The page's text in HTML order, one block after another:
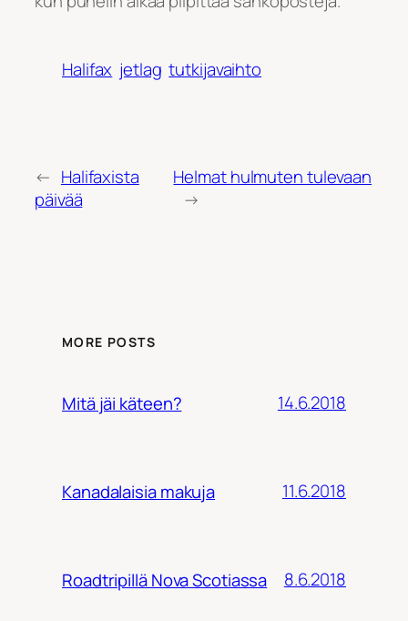
Halifax jetlag tutkijavaihto
← Halifaxista
päivää
Helmat hulmuten tulevaan
→
MORE POSTS
Mitä jäi käteen? 14.6.2018
Kanadalaisia makuja 11.6.2018
Roadtripillä Nova Scotiassa 8.6.2018